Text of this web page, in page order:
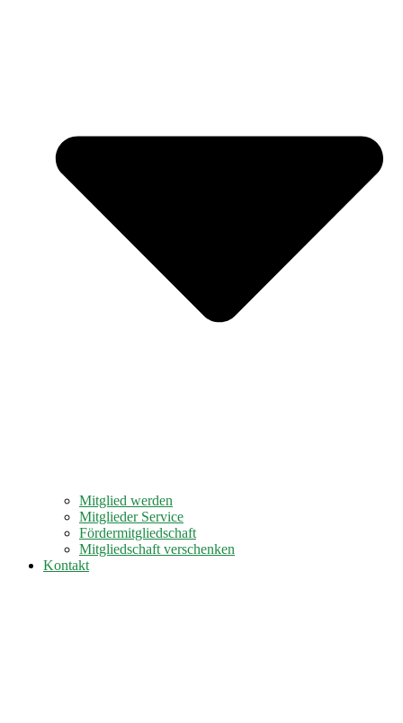
Mitglied werden
Mitglieder Service
Fördermitgliedschaft
Mitgliedschaft verschenken
Kontakt